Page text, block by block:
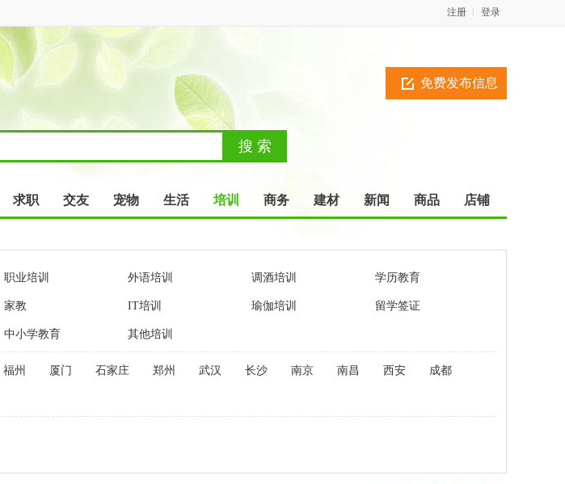
登录
注册
免费发布信息
求职 交友 宠物 生活 培训 商务 建材 新闻 商品 店铺
职业培训 外语培训 调酒培训 学历教育
家教 IT培训 瑜伽培训 留学签证
中小学教育 其他培训
福州 厦门 石家庄 郑州 武汉 长沙 南京 南昌 西安 成都